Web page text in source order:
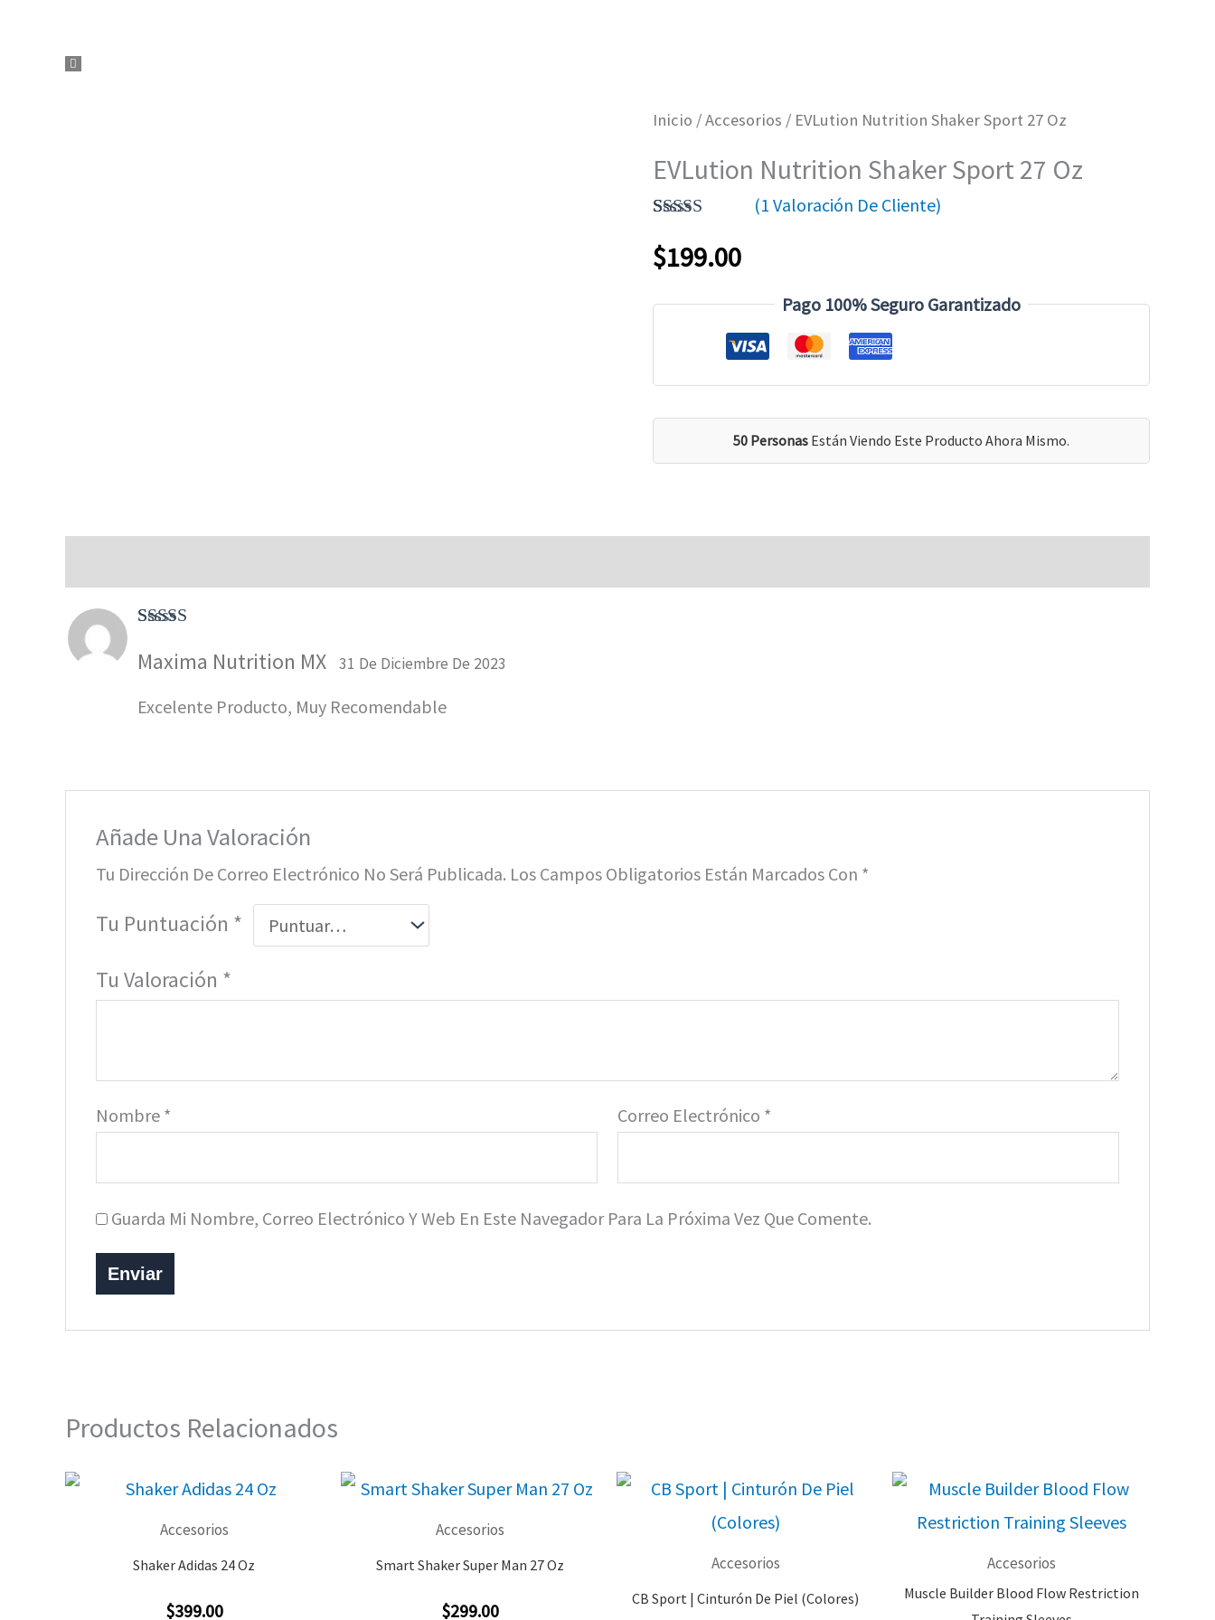
Inicio /Accesorios / EVLution Nutrition Shaker Sport 27 Oz
EVLution Nutrition Shaker Sport 27 Oz
Con5.00De
5 En Base A
De Un
(1 Valoración De Cliente)
$199.00
Pago 100% Seguro Garantizado
50 Personas Están Viendo Este Producto Ahora Mismo.
Con5De 5
Maxima Nutrition MX 31 De Diciembre De 2023
Excelente Producto, Muy Recomendable
Añade Una Valoración
Tu Dirección De Correo Electrónico No Será Publicada. Los Campos Obligatorios Están Marcados Con *
Tu Puntuación *
Tu Valoración *
Nombre * Correo Electrónico *
Guarda Mi Nombre, Correo Electrónico Y Web En Este Navegador Para La Próxima Vez Que Comente.
Productos Relacionados
Accesorios
Shaker Adidas 24 Oz
Valorado
$399.00
Accesorios
Smart Shaker Super Man 27 Oz
Valorado
$299.00
Accesorios
CB Sport | Cinturón De Piel (Colores)
Accesorios
Muscle Builder Blood Flow Restriction